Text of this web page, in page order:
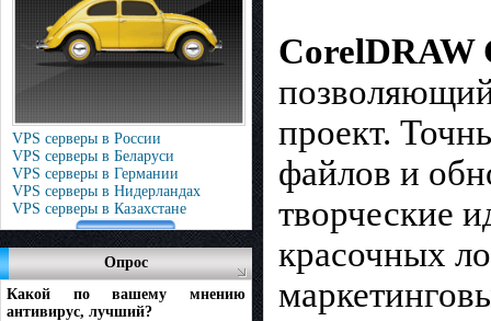
VPS серверы в России
VPS серверы в Беларуси
VPS серверы в Германии
VPS серверы в Нидерландах
VPS серверы в Казахстане
Опрос
Какой по вашему мнению
антивирус, лучший?
CorelDRAW
проект.
файлов и
творческие
красочных